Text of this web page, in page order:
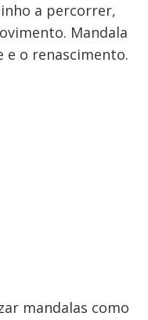
a percorrer,
Mandala
e o renascimento.
mandalas como